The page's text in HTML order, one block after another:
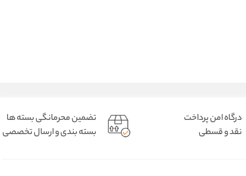
درگاه امن پرداخت
نقد و قسطی
تضمین محرمانگی بسته ها
بسته بندی و ارسال تخصصی